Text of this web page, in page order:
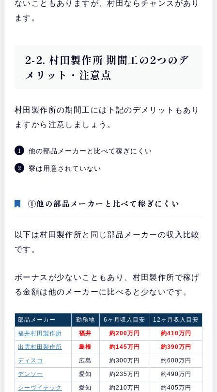
ないこともありますが、村田ならチャンスがあり
ます。
2-2. 村田製作所 期間工の2つのデ
メリット・注意点
村田製作所の期間工には下記のデメリットもあり
ますから注意しましょう。
他の部品メーカーと比べて稼ぎにくい
寮は用意されていない
①他の部品メーカーと比べて稼ぎにくい
以下は村田製作所と同じ部品メーカーの収入比較
です。
ボーナスが少ないこともあり、村田製作所で稼げ
る金額は他のメーカーに比べると少ないです。
部品メーカー 勤務地 6ヶ月収入目安
12ヶ月収入目安
福井村田製作所
福井 約200万円
約410万円
出雲村田製作所
島根 約145万円
約390万円
ディスコ
広島 約300万円
約600万円
デンソー
愛知 約235万円
約490万円
シーヴイテック
愛知 約210万円
約405万円